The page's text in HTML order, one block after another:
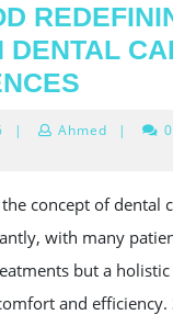
DENTAL
CARE
July| Ahmed |
0
concept of dental
with many
but a
and efficiency.